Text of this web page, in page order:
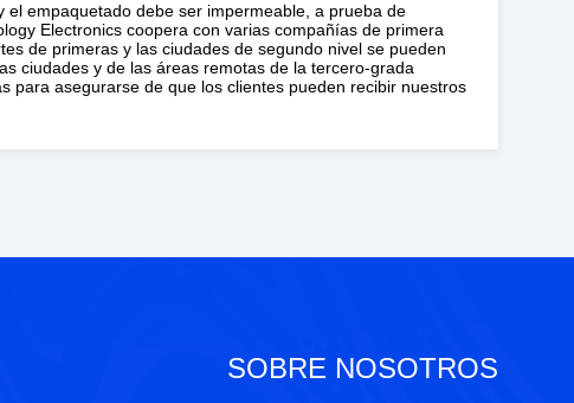
empaquetado debe ser impermeable, a prueba de
Electronics coopera con varias compañías de primera
de primeras y las ciudades de segundo nivel se pueden
ciudades y de las áreas remotas de la tercero-grada
para asegurarse de que los clientes pueden recibir nuestros
SOBRE NOSOTROS